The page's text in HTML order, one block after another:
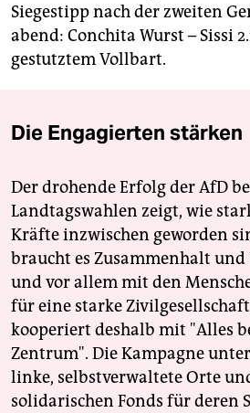
Siegestipp nach der zweiten
abend: Conchita Wurst – Sissi
gestutztem Vollbart.
Die Engagierten stärken
Der drohende Erfolg der AfD
Landtagswahlen zeigt, wie
Kräfte inzwischen geworden
braucht es Zusammenhalt
und vor allem mit den
für eine starke
kooperiert deshalb mit "Alles
Zentrum". Die Kampagne
linke, selbstverwaltete Orte
solidarischen Fonds für deren